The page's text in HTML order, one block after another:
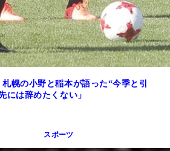
幌の小野と稲本が語った“今季と引
には辞めたくない」
スポーツ